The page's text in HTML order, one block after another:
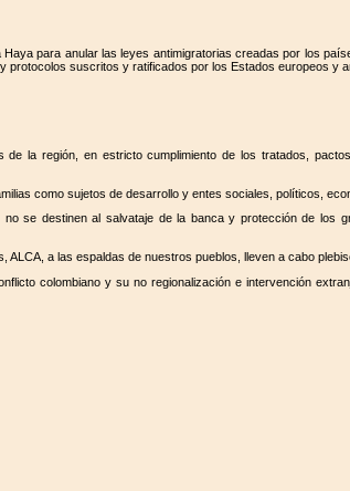
para anular las leyes antimigratorias creadas por los
suscritos y ratificados por los Estados europeos y
la región, en estricto cumplimiento de los tratados,
como sujetos de desarrollo y entes sociales, políticos,
se destinen al salvataje de la banca y protección de los
a las espaldas de nuestros pueblos, lleven a cabo
colombiano y su no regionalización e intervención